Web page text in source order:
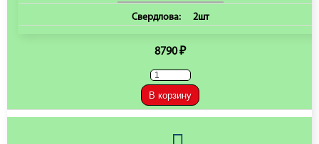
Свердлова: 2шт
8790 ₽
В корзину